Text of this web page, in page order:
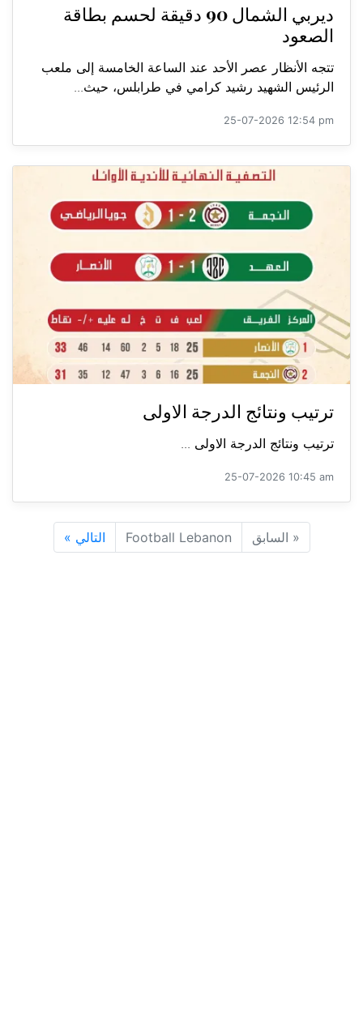
ديربي الشمال 90 دقيقة لحسم بطاقة
الصعود
تتجه الأنظار عصر الأحد عند الساعة الخامسة إلى ملعب
الرئيس الشهيد رشيد كرامي في طرابلس، حيث...
25-07-2026 12:54 pm
ترتيب ونتائج الدرجة الاولى
ترتيب ونتائج الدرجة الاولى ...
25-07-2026 10:45 am
« السابق Football Lebanon التالي »